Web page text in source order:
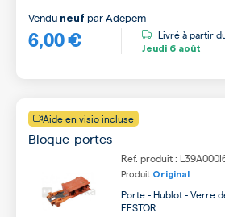
6,00 €
Vendu neuf parAdepem
Livré à partir
Jeudi 6 août
Aide en visio incluse
Bloque-portes
Ref. produit :
Produit Original
Porte - Hublot - Verre
FESTOR